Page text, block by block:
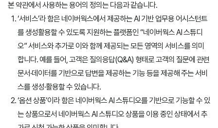
웍스 경영지원
AI 스튜디오
추가 공용용량
웍스 경영지원
AI 스튜디오
본 약관에서 사용하는 용어의 정의는 다음과 같습니다.
‘서비스’라 함은 네이버웍스에서 제공하는 AI 기반 업무용 어시스턴트
를 생성활용할 수 있도록 지원하는 플랫폼인 “네이버웍스 AI 스튜디
오” 서비스와 추가로 이와 함께 제공되는 모든 영역의 서비스를 의미
합니다. 예를 들어, 고객은 질의응답(Q&A) 형태로 고객의 질문에 관련
문서·데이터를 기반으로 답변을 제공하는 기능 등을 제공해 주는 서비
스를 생성·활용할 수 있습니다.
‘옵션 상품’이라 함은 네이버웍스 AI 스튜디오를 기반으로 기능할 수 있
는 상품으로서 네이버웍스 AI 스튜디오 상품을 이용 중인 상태에서 추